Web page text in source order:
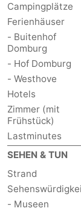
Natur
Walcherse
bos
-
Dishoek
-
Vlissingen
Middelburg
Zeeuws-
Vlaanderen
-
Nieuwvliet
-
Sluis
-
Cadzand
-
Campingplätze
Ferienhäuser
- Buitenhof
Domburg
- Hof Domburg
- Westhove
Hotels
Zimmer (mit
Frühstück)
Lastminutes
SEHEN & TUN
Strand
- Museen